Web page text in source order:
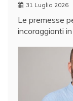
31 Luglio 2026
Le premesse
incoraggianti